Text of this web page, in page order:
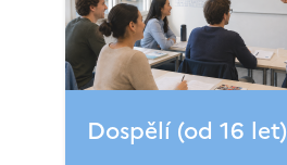
Dospělí (od 16 let)